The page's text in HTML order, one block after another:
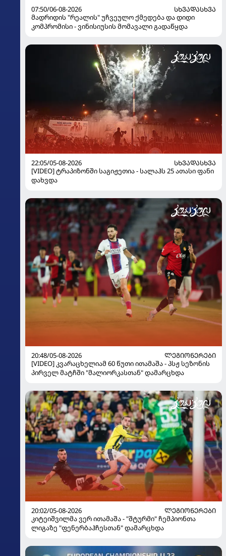
07:50/06-08-2026
ᲡᲮᲕᲐᲓᲐᲡᲮᲕᲐ
მადრიდის "რეალის" უჩვეულო ქმედება და დიდი
კომპრომისი - ვინისიუსის მომავალი გადაწყდა
22:05/05-08-2026
ᲡᲮᲕᲐᲓᲐᲡᲮᲕᲐ
[VIDEO] ტრაპიზონში საგიჟეთია - სალაჰს 25 ათასი ფანი
დახვდა
20:48/05-08-2026
ᲚᲔᲒᲘᲝᲜᲔᲠᲔᲑᲘ
[VIDEO] კვარაცხელიამ 60 წუთი ითამაშა - პსჟ სეზონის
პირველ მატჩში "მალიორკასთან" დამარცხდა
20:02/05-08-2026
ᲚᲔᲒᲘᲝᲜᲔᲠᲔᲑᲘ
კიტეიშვილმა ვერ ითამაშა - "შტურმი" ჩემპიონთა
ლიგაზე "ფენერბაჰჩესთან" დამარცხდა